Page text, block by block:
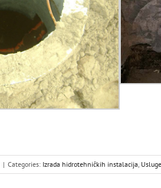
| Categories: Izrada hidrotehničkih instalacija Usluge